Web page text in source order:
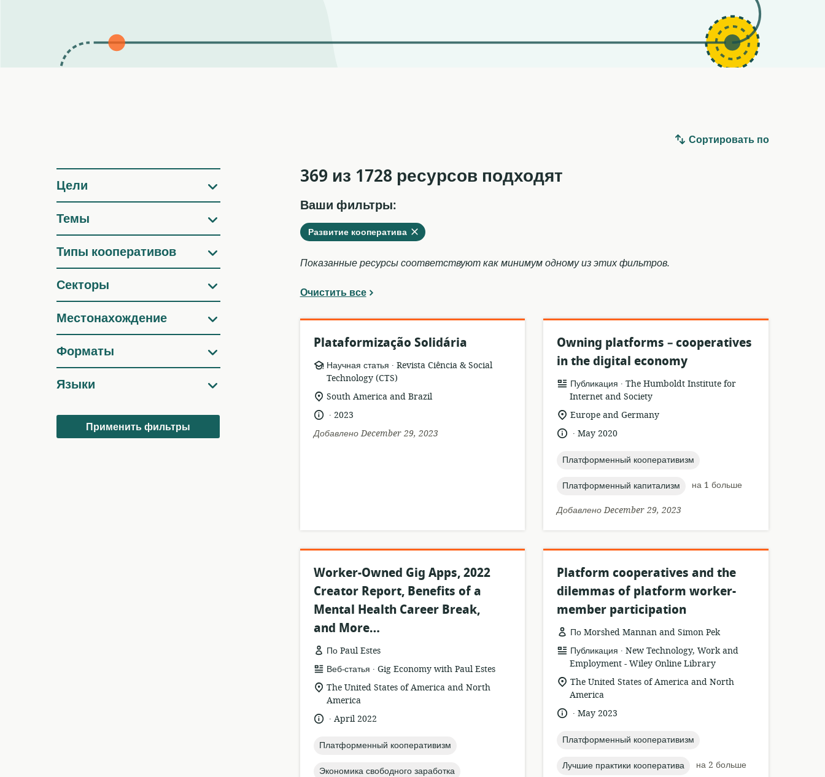
Фильтры
Цели
Темы
Типы кооперативов
Секторы
Местонахождение
Форматы
Языки
Применить фильтры
Сортировать по
369 из 1728 ресурсов подходят
Ваши фильтры:
Удалить
Развитие кооперативаиз
текущих
Показанные ресурсы соответствуют как минимум одному из этих фильтров.
Очистить все
Plataformização Solidária
формат
ресурса:
Научная статья .
издатель:
Revista Ciência & Social
Technology (CTS)
актуальное
местонахождение:
South America and Brazil
язык:
.
опубликовано
2023
Добавлено December 29, 2023
Owning platforms – cooperatives
in the digital economy
формат
ресурса:
Публикация .
издатель:
The Humboldt Institute for
Internet and Society
актуальное
местонахождение:
Europe and Germany
язык:.
опубликовано
May 2020
topic:
Платформенный кооперативизм
topic:
Платформенный капитализм
на 1 больше
Добавлено December 29, 2023
Worker-Owned Gig Apps, 2022
Creator Report, Benefits of a
Mental Health Career Break,
and More…
По Paul Estes
формат
ресурса:
Веб-статья .
издатель:
Gig Economy with Paul Estes
актуальное
местонахождение:
The United States of America and North
America
язык:
.
опубликовано
April 2022
topic:
Платформенный кооперативизм
topic:
Экономика свободного заработка
Platform cooperatives and the
dilemmas of platform worker-
member participation
По Morshed Mannan and Simon Pek
формат
ресурса:
Публикация .
издатель:
New Technology, Work and
Employment - Wiley Online Library
актуальное
местонахождение:
The United States of America and North
America
язык:.
опубликовано
May 2023
topic:
Платформенный кооперативизм
topic:
Лучшие практики кооператива
на 2 больше